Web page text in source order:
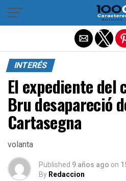
INTERÉS
El expediente del
Bru desapareció
Cartasegna
volanta
Published 9 años ago on
By Redaccion
Salir de la